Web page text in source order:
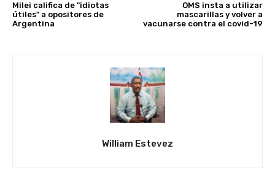
Milei califica de "idiotas
útiles" a opositores de
Argentina
OMS insta a utilizar
mascarillas y volver a
vacunarse contra el covid-19
William Estevez